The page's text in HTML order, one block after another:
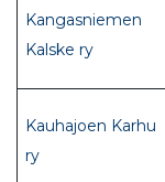
Kangasniemen
Kalske ry
Kauhajoen Karhu
ry